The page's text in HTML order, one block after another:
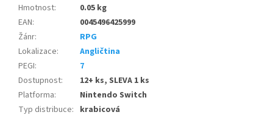
Hmotnost:
0.05 kg
EAN:
0045496425999
Žánr:
RPG
Lokalizace:
Angličtina
PEGI:
7
Dostupnost:
12+ ks, SLEVA 1 ks
Platforma:
Nintendo Switch
Typ distribuce: krabicová